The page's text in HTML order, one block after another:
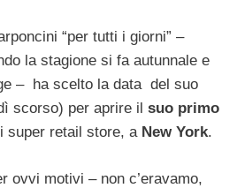
“per tutti i giorni” –
la stagione si fa autunnale e
– ha scelto la data del suo
scorso) per aprire il suo primo
super retail store, a New York.
ovvi motivi – non c’eravamo,